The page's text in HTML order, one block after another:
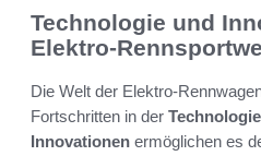
Technologie und
Elektro-
Die Welt der Elektro-
Fortschritten in der Technologie
Innovationen ermöglichen es